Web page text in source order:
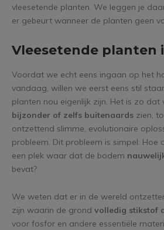
vleesetende planten. We leggen je
er gebeurt wanneer de planten geen
Vleesetende planten
Voordat we echt eens ingaan op het
vandaag, willen we eerst eens stil
planten nou eigenlijk zijn. Het is zo dat
bijzonder of zelfs buitenaards zien,
ontzettend slimme, evolutionaire
probleem. Dit probleem is simpel: Hoe
een plek waar dat de bodem
bevat?
We weten dat er in de wereld
zijn waarin de grond volledig stikstof
voor fosfor en andere essentiële